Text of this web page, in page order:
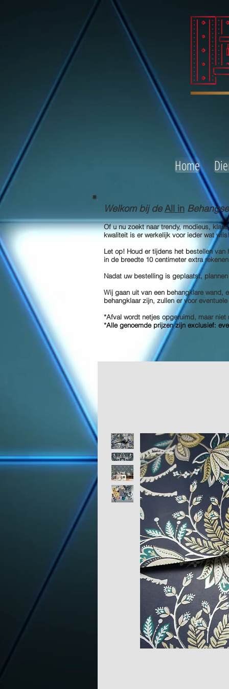
Home
Welkom bij deAll in
Of u nu zoekt naar trendy, modieus,
kwaliteit is er werkelijk voor ieder wat
Let op! Houd er tijdens het bestellen
in de breedte 10 centimeter extra
Nadat uw bestelling is geplaatst,
Wij gaan uit van een behangklare wand,
behangklaar zijn, zullen er voor
*Afval wordt netjes opgeruimd, maar niet
*Alle genoemde prijzen zijn exclusief: